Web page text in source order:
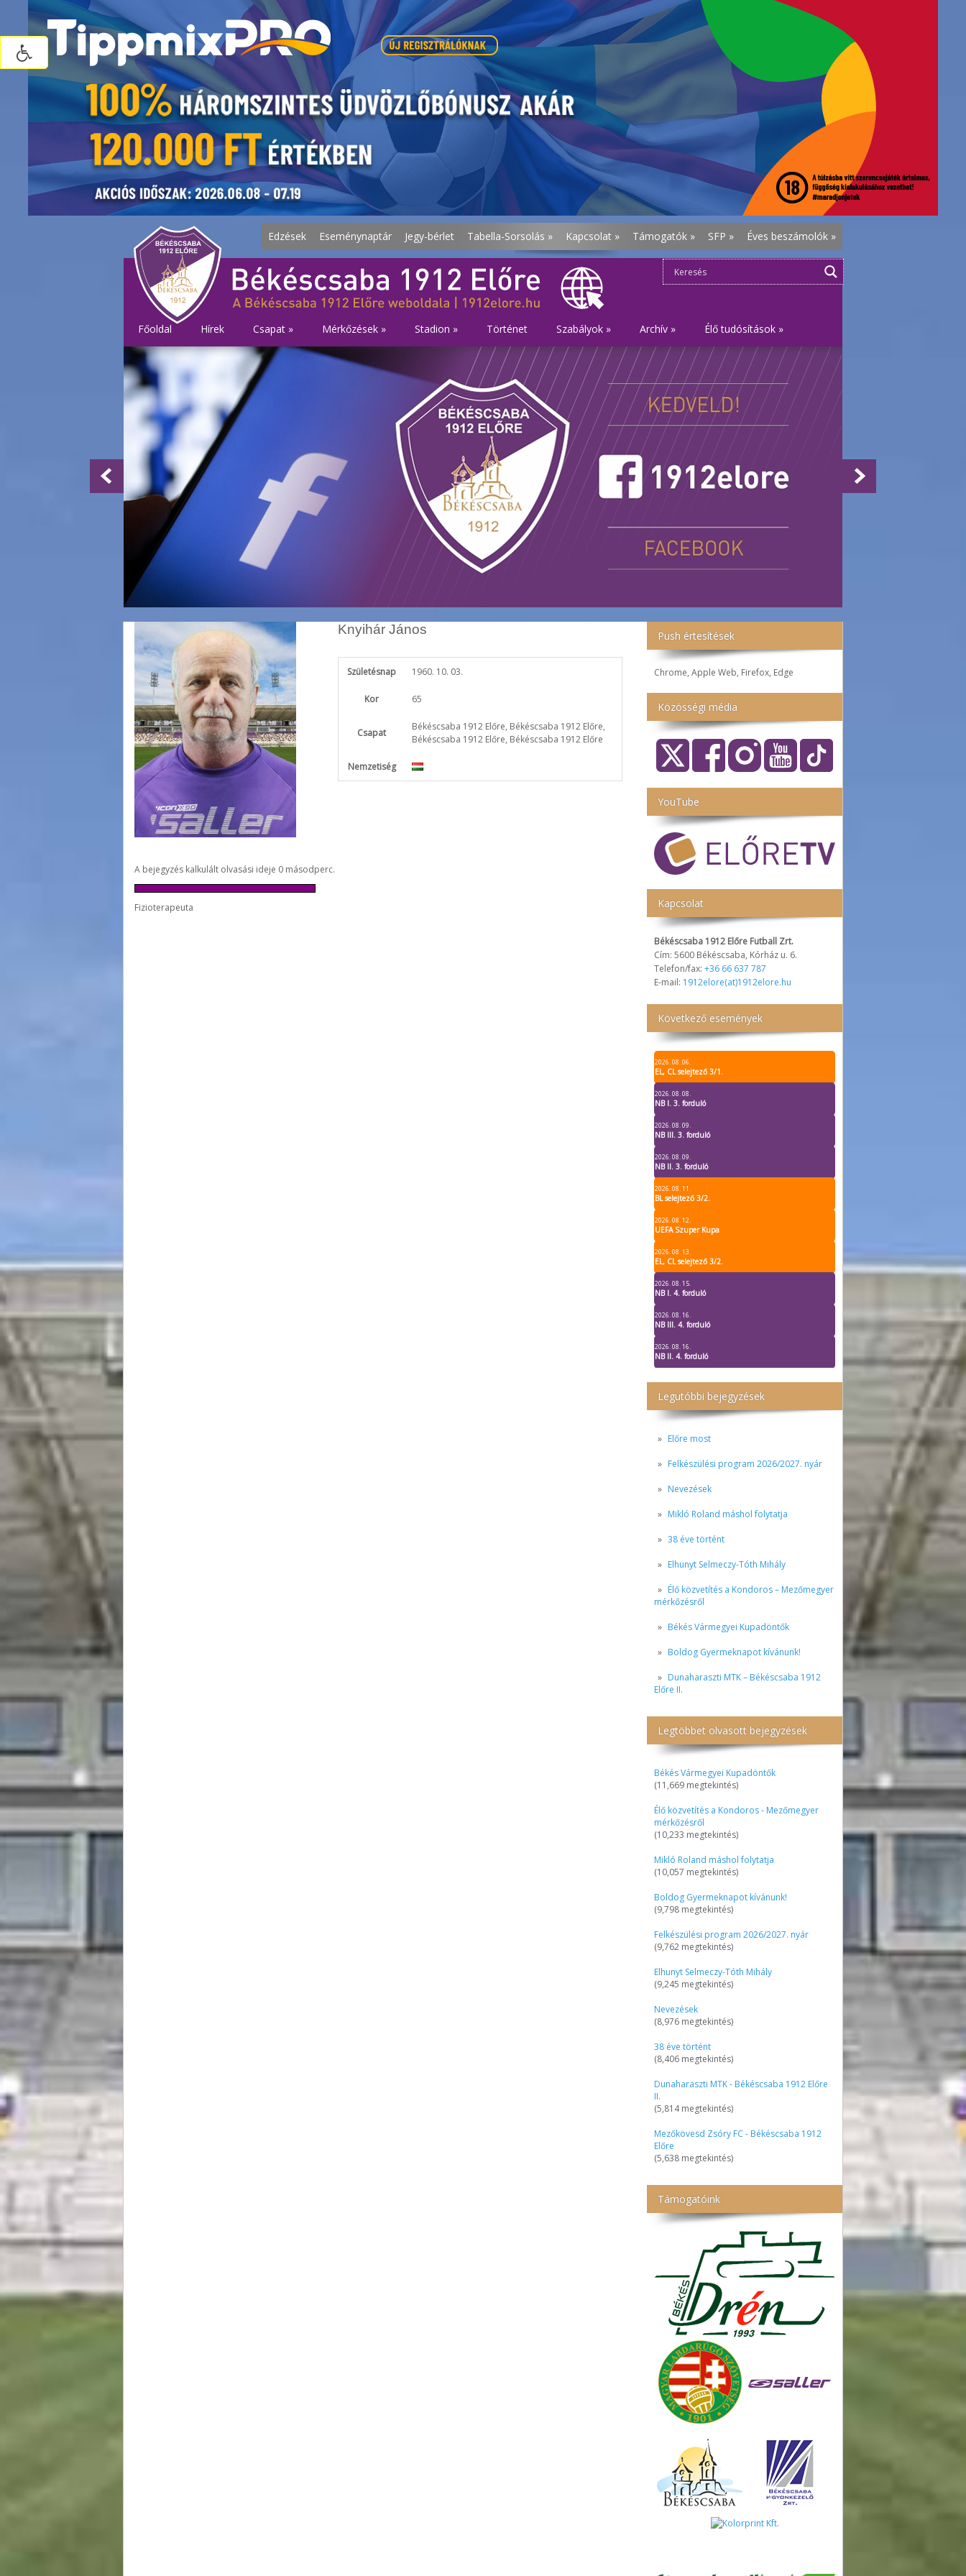
Edzések Eseménynaptár Jegy-bérlet Tabella-Sorsolás » Kapcsolat » Támogatók » SFP » Éves beszámolók »
Főoldal Hírek Csapat » Mérkőzések » Stadion » Történet Szabályok » Archív » Élő tudósítások »
Push értesítések
Chrome, Apple Web, Firefox, Edge
Közösségi média
YouTube
Kapcsolat
Békéscsaba 1912 Előre Futball Zrt.
Cím: 5600 Békéscsaba, Kórház u. 6.
Telefon/fax: +36 66 637 787
E-mail: 1912elore(at)1912elore.hu
Következő események
2026. 08. 06.
EL, CL selejtező 3/1.
2026. 08. 08.
NB I. 3. forduló
2026. 08. 09.
NB III. 3. forduló
2026. 08. 09.
NB II. 3. forduló
2026. 08. 11.
BL selejtező 3/2.
2026. 08. 12.
UEFA Szuper Kupa
2026. 08. 13.
EL, CL selejtező 3/2.
2026. 08. 15.
NB I. 4. forduló
2026. 08. 16.
NB III. 4. forduló
2026. 08. 16.
NB II. 4. forduló
Legutóbbi bejegyzések
Előre most
Felkészülési program 2026/2027. nyár
Nevezések
Mikló Roland máshol folytatja
38 éve történt
Elhunyt Selmeczy-Tóth Mihály
Élő közvetítés a Kondoros – Mezőmegyer
mérkőzésről
Békés Vármegyei Kupadöntők
Boldog Gyermeknapot kívánunk!
Dunaharaszti MTK – Békéscsaba 1912
Előre II.
Legtöbbet olvasott bejegyzések
Békés Vármegyei Kupadöntők
(11,669 megtekintés)
Élő közvetítés a Kondoros - Mezőmegyer
mérkőzésről
(10,233 megtekintés)
Mikló Roland máshol folytatja
(10,057 megtekintés)
Boldog Gyermeknapot kívánunk!
(9,798 megtekintés)
Felkészülési program 2026/2027. nyár
(9,762 megtekintés)
Elhunyt Selmeczy-Tóth Mihály
(9,245 megtekintés)
Nevezések
(8,976 megtekintés)
38 éve történt
(8,406 megtekintés)
Dunaharaszti MTK - Békéscsaba 1912 Előre
II.
(5,814 megtekintés)
Mezőkövesd Zsóry FC - Békéscsaba 1912
Előre
(5,638 megtekintés)
Támogatóink
Knyihár János
Születésnap 1960. 10. 03.
Kor 65
Csapat
Békéscsaba 1912 Előre, Békéscsaba 1912 Előre,
Békéscsaba 1912 Előre, Békéscsaba 1912 Előre
Nemzetiség
A bejegyzés kalkulált olvasási ideje 0 másodperc.
Fizioterapeuta